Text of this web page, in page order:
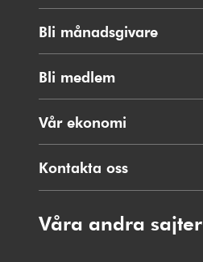
Bli månadsgivare
Bli medlem
Vår ekonomi
Kontakta oss
Våra andra sajter